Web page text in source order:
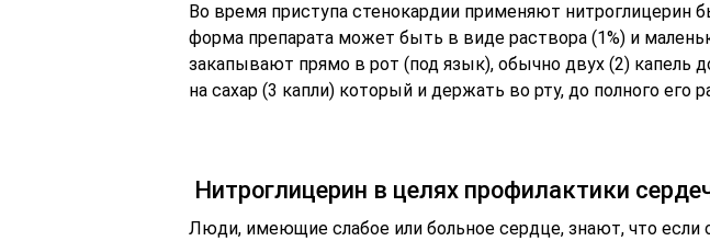
Во время приступа стенокардии применяют нитроглицерин
форма препарата может быть в виде раствора (1%) и
закапывают прямо в рот (под язык), обычно двух (2) капель
на сахар (3 капли) который и держать во рту, до полного его
Нитроглицерин в целях профилактики
Люди, имеющие слабое или больное сердце, знают, что если